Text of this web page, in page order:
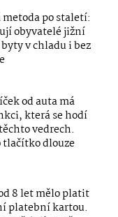
metoda po staletí:
obyvatelé jižní
v chladu i bez
od auta má
která se hodí
vedrech.
tlačítko dlouze
8 let mělo platit
platební kartou.